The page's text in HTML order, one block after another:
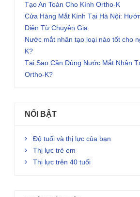
Tạo An Toàn Cho Kính Ortho-K
Cửa Hàng Mắt Kính Tại Hà Nội:
Diện Từ Chuyên Gia
Nước mắt nhân tạo loại nào tốt cho
K?
Tại Sao Cần Dùng Nước Mắt Nhân
Ortho-K?
NỔI BẬT
Độ tuổi và thị lực của bạn
Thị lực trẻ em
Thị lực trên 40 tuổi